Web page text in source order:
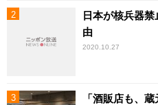
日本が核兵器
由
2020.10.27
「酒販店も、